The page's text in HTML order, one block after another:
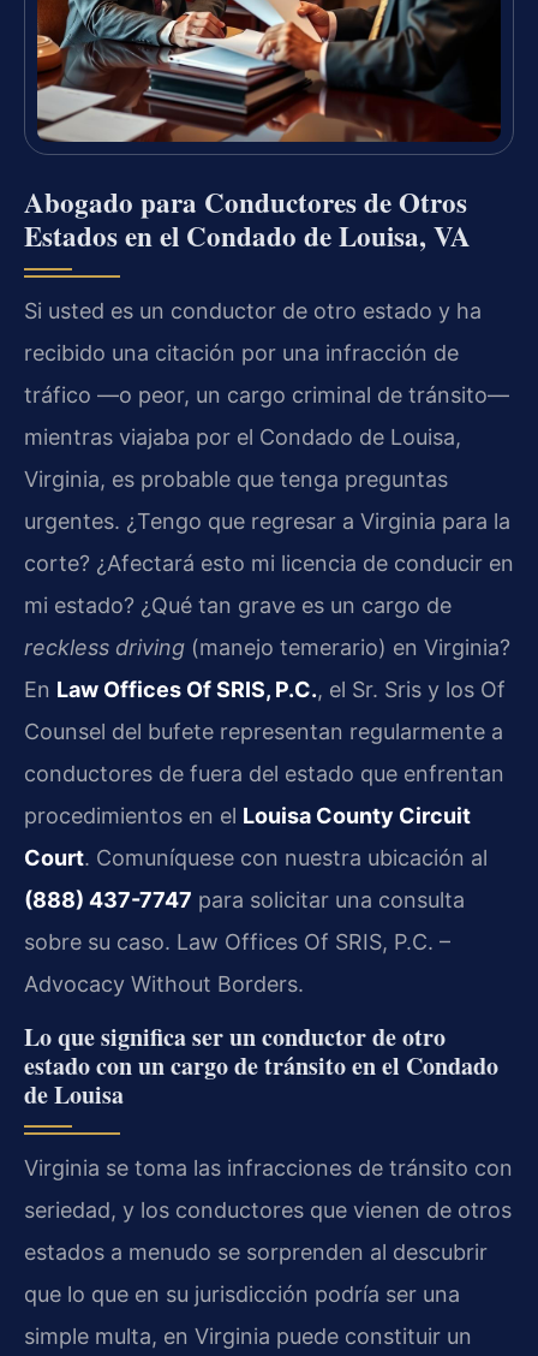
Abogado para Conductores de Otros
Estados en el Condado de Louisa, VA
Si usted es un conductor de otro estado y ha
recibido una citación por una infracción de
tráfico —o peor, un cargo criminal de tránsito—
mientras viajaba por el Condado de Louisa,
Virginia, es probable que tenga preguntas
urgentes. ¿Tengo que regresar a Virginia para la
corte? ¿Afectará esto mi licencia de conducir en
mi estado? ¿Qué tan grave es un cargo de
reckless driving (manejo temerario) en Virginia?
En Law Offices Of SRIS, P.C., el Sr. Sris y los Of
Counsel del bufete representan regularmente a
conductores de fuera del estado que enfrentan
procedimientos en el Louisa County Circuit
Court. Comuníquese con nuestra ubicación al
(888) 437-7747 para solicitar una consulta
sobre su caso. Law Offices Of SRIS, P.C. –
Advocacy Without Borders.
Lo que significa ser un conductor de otro
estado con un cargo de tránsito en el Condado
de Louisa
Virginia se toma las infracciones de tránsito con
seriedad, y los conductores que vienen de otros
estados a menudo se sorprenden al descubrir
que lo que en su jurisdicción podría ser una
simple multa, en Virginia puede constituir un